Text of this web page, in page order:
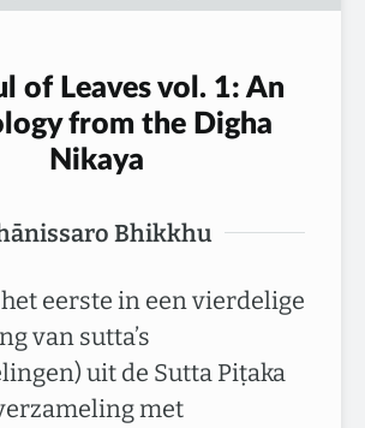
of Leaves vol. 1: An
from the Digha
Nikaya
Bhikkhu
eerste in een vierdelige
van sutta’s
uit de Sutta Piṭaka
met